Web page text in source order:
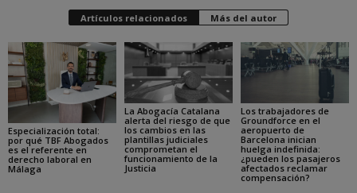
Artículos relacionados Más del autor
Especialización total:
por qué TBF Abogados
es el referente en
derecho laboral en
Málaga
La Abogacía Catalana
alerta del riesgo de que
los cambios en las
plantillas judiciales
comprometan el
funcionamiento de la
Justicia
Los trabajadores de
Groundforce en el
aeropuerto de
Barcelona inician
huelga indefinida:
¿pueden los pasajeros
afectados reclamar
compensación?